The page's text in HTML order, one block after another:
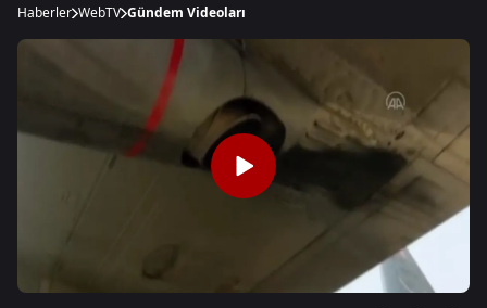
Haberler WebTV Gündem Videoları